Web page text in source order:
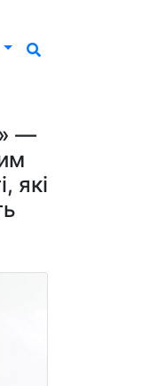
—
які